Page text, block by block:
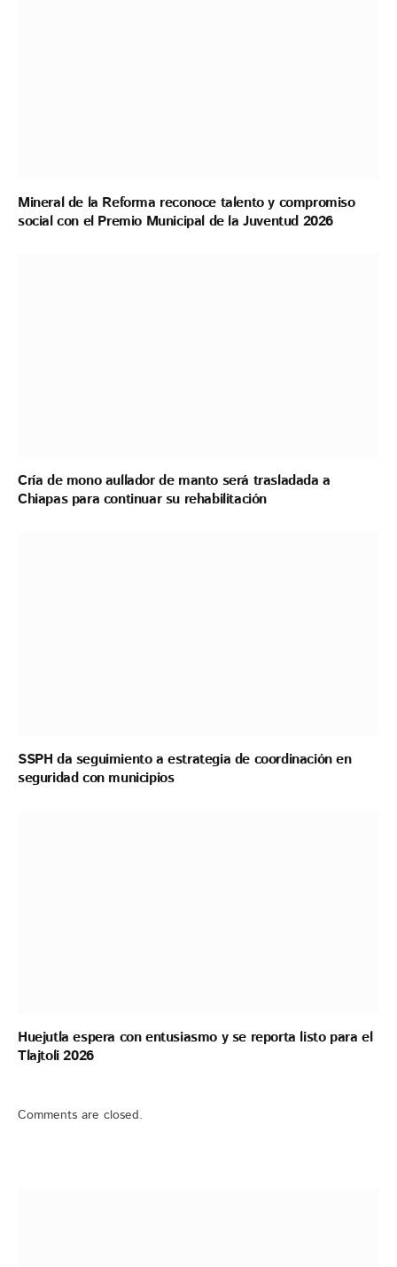
Mineral de la Reforma reconoce talento y compromiso
social con el Premio Municipal de la Juventud 2026
Cría de mono aullador de manto será trasladada a
Chiapas para continuar su rehabilitación
SSPH da seguimiento a estrategia de coordinación en
seguridad con municipios
Huejutla espera con entusiasmo y se reporta listo para el
Tlajtoli 2026
Comments are closed.